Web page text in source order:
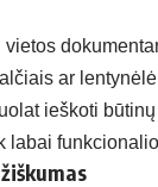
ar
ieškoti
labai